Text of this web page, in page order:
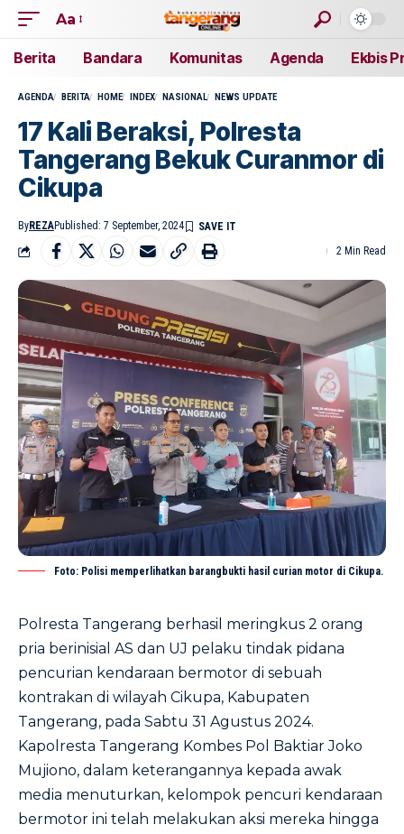
Aa
Berita Bandara Komunitas Agenda Ekbis
AGENDA BERITA HOME INDEX NASIONAL NEWS UPDATE
17 Kali Beraksi, Polresta
Tangerang Bekuk Curanmor di
Cikupa
ByREZAPublished: 7 September, 2024
2 Min Read
Foto: Polisi memperlihatkan barangbukti hasil curian motor di Cikupa.
Polresta Tangerang berhasil meringkus 2 orang
pria berinisial AS dan UJ pelaku tindak pidana
pencurian kendaraan bermotor di sebuah
kontrakan di wilayah Cikupa, Kabupaten
Tangerang, pada Sabtu 31 Agustus 2024.
Kapolresta Tangerang Kombes Pol Baktiar Joko
Mujiono, dalam keterangannya kepada awak
media menuturkan, kelompok pencuri kendaraan
bermotor ini telah melakukan aksi mereka hingga